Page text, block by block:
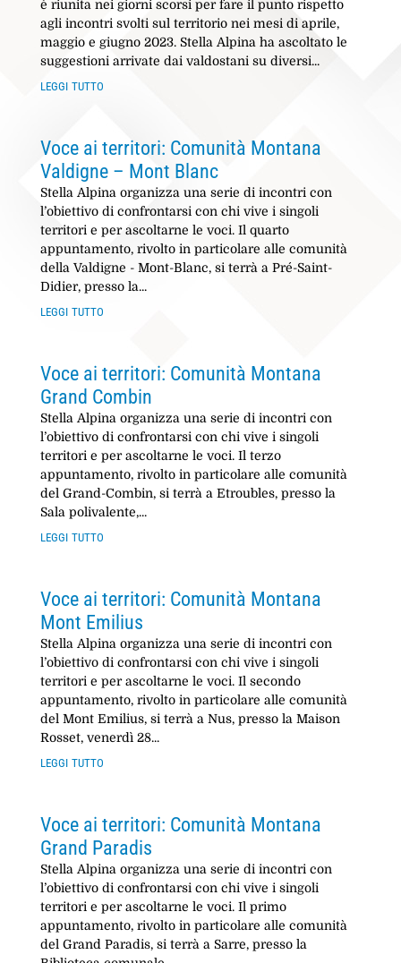
è riunita nei giorni scorsi per fare il punto rispetto
agli incontri svolti sul territorio nei mesi di aprile,
maggio e giugno 2023. Stella Alpina ha ascoltato le
suggestioni arrivate dai valdostani su diversi...
leggi tutto
Voce ai territori: Comunità Montana
Valdigne – Mont Blanc
Stella Alpina organizza una serie di incontri con
l’obiettivo di confrontarsi con chi vive i singoli
territori e per ascoltarne le voci. Il quarto
appuntamento, rivolto in particolare alle comunità
della Valdigne - Mont-Blanc, si terrà a Pré-Saint-
Didier, presso la...
leggi tutto
Voce ai territori: Comunità Montana
Grand Combin
Stella Alpina organizza una serie di incontri con
l’obiettivo di confrontarsi con chi vive i singoli
territori e per ascoltarne le voci. Il terzo
appuntamento, rivolto in particolare alle comunità
del Grand-Combin, si terrà a Etroubles, presso la
Sala polivalente,...
leggi tutto
Voce ai territori: Comunità Montana
Mont Emilius
Stella Alpina organizza una serie di incontri con
l’obiettivo di confrontarsi con chi vive i singoli
territori e per ascoltarne le voci. Il secondo
appuntamento, rivolto in particolare alle comunità
del Mont Emilius, si terrà a Nus, presso la Maison
Rosset, venerdì 28...
leggi tutto
Voce ai territori: Comunità Montana
Grand Paradis
Stella Alpina organizza una serie di incontri con
l’obiettivo di confrontarsi con chi vive i singoli
territori e per ascoltarne le voci. Il primo
appuntamento, rivolto in particolare alle comunità
del Grand Paradis, si terrà a Sarre, presso la